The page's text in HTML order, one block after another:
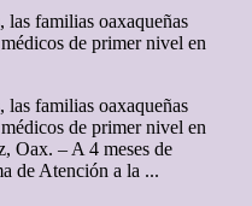
las familias oaxaqueñas
de primer nivel en
las familias oaxaqueñas
de primer nivel en
Oax. – A 4 meses de
de Atención a la ...